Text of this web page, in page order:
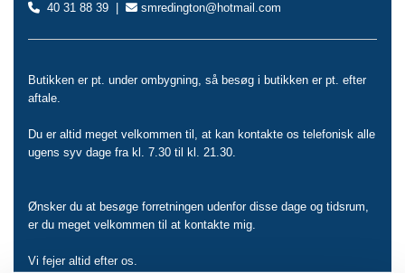
 40 31 88 39 |  smredington@hotmail.com
Butikken er pt. under ombygning, så besøg i butikken er pt. efter
aftale.
Du er altid meget velkommen til, at kan kontakte os telefonisk alle
ugens syv dage fra kl. 7.30 til kl. 21.30.
Ønsker du at besøge forretningen udenfor disse dage og tidsrum,
er du meget velkommen til at kontakte mig.
Vi fejer altid efter os.